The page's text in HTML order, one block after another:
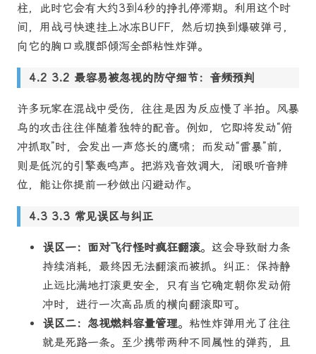
柱，此时它会有大约3到4秒的挣扎停滞期。利用这个时
间，用战弓快速挂上冰冻BUFF，然后切换到爆破弹弓，
向它的胸口或腹部倾泻全部粘性炸弹。
3.2 最容易被忽视的防守细节：音频预判
许多玩家在混战中受伤，往往是因为反应慢了半拍。风暴
鸟的攻击往往伴随着独特的配音。例如，它即将发动“俯
冲抓取”时，会发出一声悠长的鹰啸；而发动“雷暴”前，
则是低沉的引擎轰鸣声。把游戏音效调大，闭眼听音辨
位，能让你提前一秒做出闪避动作。
3.3 常见误区与纠正
误区一：面对飞行怪时疯狂翻滚。这会导致耐力条
持续消耗，最终因无法翻滚而被抓。纠正：保持静
止远比满地打滚更安全，只有当它确定朝你发动俯
冲时，进行一次高品质的横向翻滚即可。
误区二：忽视燃料容量管理。粘性炸弹用光了往往
就是死路一条。至少携带两种不同属性的弹药，且